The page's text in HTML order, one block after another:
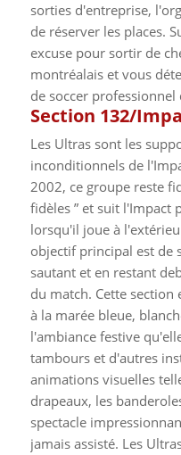
sorties d'entreprise,
de réserver les places.
excuse pour sortir de
montréalais et vous
de soccer professionnel
Section 132/
Les Ultras sont les
inconditionnels de
2002, ce groupe reste
fidèles ” et suit l'Impact
lorsqu'il joue à
objectif principal est de
sautant et en restant
du match. Cette section
à la marée bleue,
l'ambiance festive
tambours et d'autres
animations visuelles
drapeaux, les
spectacle
jamais assisté. Les